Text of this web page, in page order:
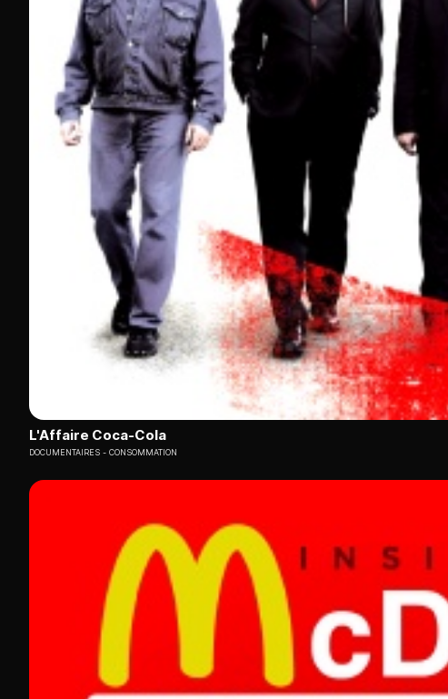
L'Affaire Coca-Cola
DOCUMENTAIRES CONSOMMATION